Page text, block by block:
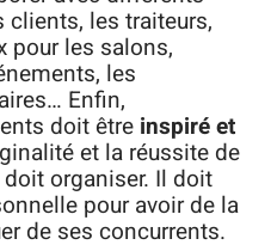
les traiteurs,
pour les salons,
les
Enfin,
doit être inspiré et
et la réussite de
doit organiser. Il doit
pour avoir de la
de ses concurrents.